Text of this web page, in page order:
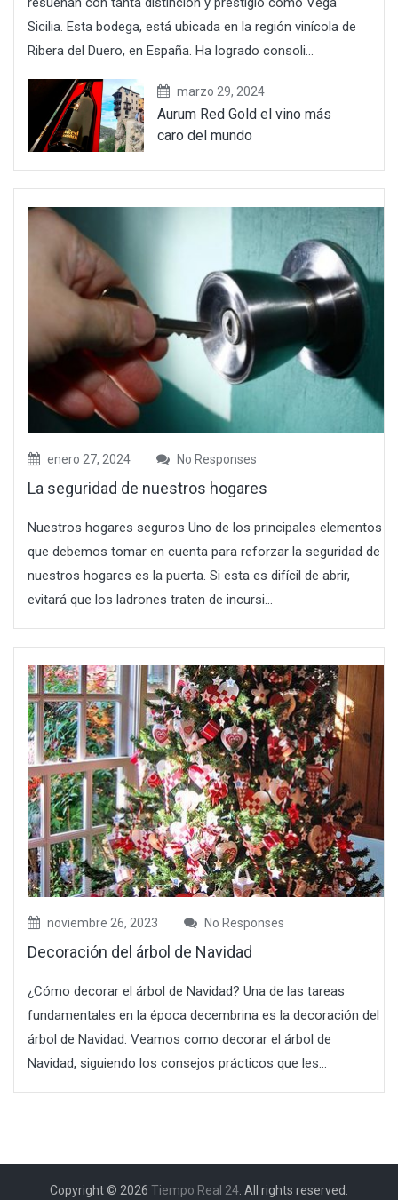
Sicilia. Esta bodega, está ubicada en la región vinícola de
Ribera del Duero, en España. Ha logrado consoli...
marzo 29, 2024
Aurum Red Gold el vino más
caro del mundo
enero 27, 2024 No Responses
La seguridad de nuestros hogares
Nuestros hogares seguros Uno de los principales elementos
que debemos tomar en cuenta para reforzar la seguridad de
nuestros hogares es la puerta. Si esta es difícil de abrir,
evitará que los ladrones traten de incursi...
noviembre 26, 2023 No Responses
Decoración del árbol de Navidad
¿Cómo decorar el árbol de Navidad? Una de las tareas
fundamentales en la época decembrina es la decoración del
árbol de Navidad. Veamos como decorar el árbol de
Navidad, siguiendo los consejos prácticos que les...
Copyright © 2026 Tiempo Real 24 . All rights reserved.